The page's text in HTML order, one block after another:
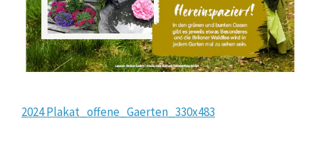
2024 Plakat_offene_Gaerten_330x483